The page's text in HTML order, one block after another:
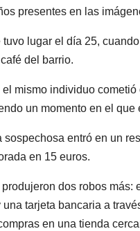
presentes en las
tuvo lugar el día 25,
del barrio.
mismo individuo
un momento en el
sospechosa entró en un
en 15 euros.
dos robos
tarjeta bancaria a
en una tienda